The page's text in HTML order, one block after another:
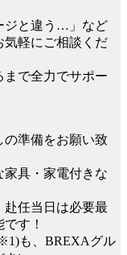
ジと違う…」など
気軽にご相談くだ
まで全力でサポー
の準備をお願い致
家具・家電付きな
赴任当日は必要最
す！
も、BREXAグル